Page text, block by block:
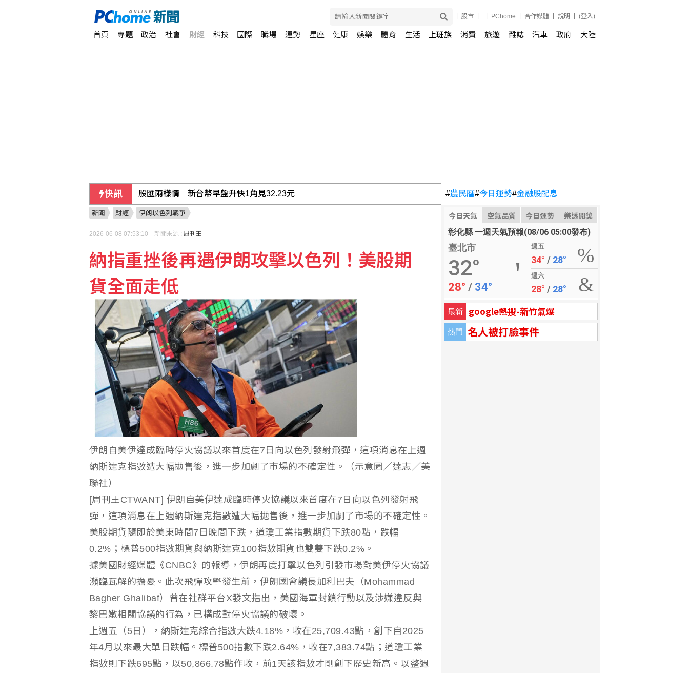
股市 PChome 合作媒體 說明 (登入)
首頁 專題 政治 社會 財經 科技 國際 職場 運勢 星座 健康 娛樂 體育 生活 上班族 消費 旅遊 雜誌 汽車 政府 大陸
快訊 股匯兩樣情 新台幣早盤升快1角見32.23元
台股早盤跌逾500點 權值股漲跌互見
FBI與中俄合作打擊跨國犯罪 美反情報圈憂國安隱患
#農民曆#今日運勢#金融股配息
今日天氣 空氣品質 今日運勢 樂透開獎
彰化縣 一週天氣預報(08/06 05:00發布)
臺北市
32°
28° / 34°
週五
34° / 28°
週六
28° / 28°
最新 google熱搜-新竹氣爆
熱門 名人被打臉事件
新聞 財經 伊朗以色列戰爭
2026-06-08 07:53:10 新聞來源 : 周刊王
納指重挫後再遇伊朗攻擊以色列！美股期
貨全面走低
伊朗自美伊達成臨時停火協議以來首度在7日向以色列發射飛彈，這項消息在上週
納斯達克指數遭大幅拋售後，進一步加劇了市場的不確定性。（示意圖／達志／美
聯社）
[周刊王CTWANT] 伊朗自美伊達成臨時停火協議以來首度在7日向以色列發射飛
彈，這項消息在上週納斯達克指數遭大幅拋售後，進一步加劇了市場的不確定性。
美股期貨隨即於美東時間7日晚間下跌，道瓊工業指數期貨下跌80點，跌幅
0.2%；標普500指數期貨與納斯達克100指數期貨也雙雙下跌0.2%。
據美國財經媒體《CNBC》的報導，伊朗再度打擊以色列引發市場對美伊停火協議
瀕臨瓦解的擔憂。此次飛彈攻擊發生前，伊朗國會議長加利巴夫（Mohammad
Bagher Ghalibaf）曾在社群平台X發文指出，美國海軍封鎖行動以及涉嫌違反與
黎巴嫩相關協議的行為，已構成對停火協議的破壞。
上週五（5日），納斯達克綜合指數大跌4.18%，收在25,709.43點，創下自2025
年4月以來最大單日跌幅。標普500指數下跌2.64%，收在7,383.74點；道瓊工業
指數則下跌695點，以50,866.78點作收，前1天該指數才剛創下歷史新高。以整週